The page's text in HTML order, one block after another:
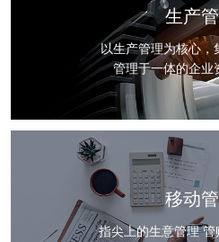
生产
以生产管理为核心，
管理于一体的企业
移动
指尖上的生意管理